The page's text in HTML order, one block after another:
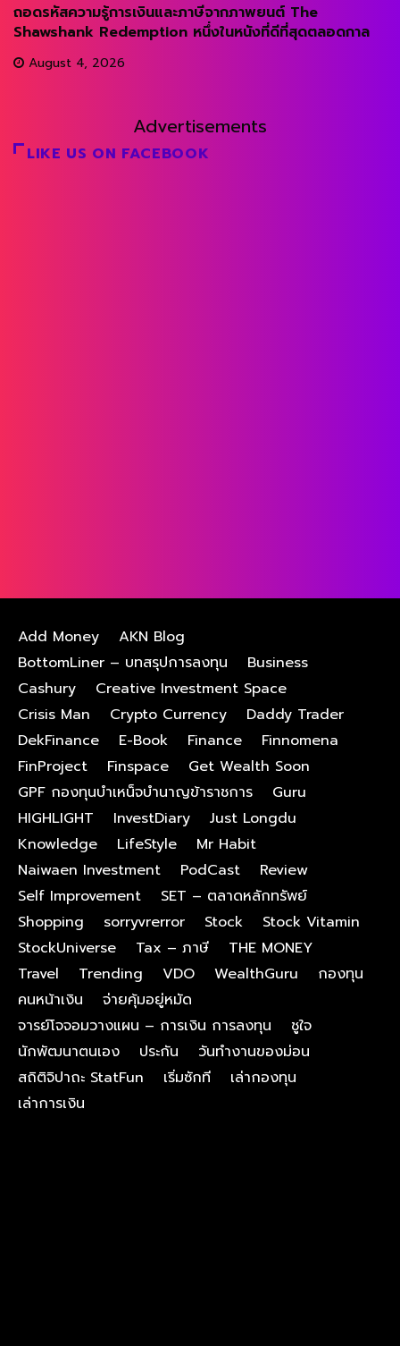
ถอดรหัสความรู้การเงินและภาษีจากภาพยนต์ The
Shawshank Redemption หนึ่งในหนังที่ดีที่สุดตลอดกาล
August 4, 2026
Advertisements
LIKE US ON FACEBOOK
Add Money
AKN Blog
BottomLiner – บทสรุปการลงทุน
Business
Cashury
Creative Investment Space
Crisis Man
Crypto Currency
Daddy Trader
DekFinance
E-Book Finance
Finnomena
FinProject
Finspace
Get Wealth Soon
GPF กองทุนบําเหน็จบํานาญข้าราชการ
Guru
HIGHLIGHT
InvestDiary
Just Longdu
Knowledge
LifeStyle
Mr Habit
Naiwaen Investment
PodCast
Review
Self Improvement
SET – ตลาดหลักทรัพย์
Shopping
sorryvrerror Stock
Stock Vitamin
StockUniverse
Tax – ภาษี
THE MONEY
Travel
Trending VDO WealthGuru
กองทุน
คนหน้าเงิน
จ่ายคุ้มอยู่หมัด
จารย์โจจอมวางแผน – การเงิน การลงทุน
ชูใจ
นักพัฒนาตนเอง
ประกัน
วันทำงานของม่อน
สถิติจิปาถะ StatFun
เริ่มซักที
เล่ากองทุน
เล่าการเงิน